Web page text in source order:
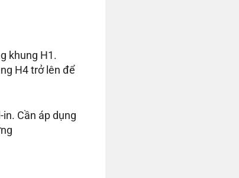
khung H1.
H4 trở lên để
Cần áp dụng